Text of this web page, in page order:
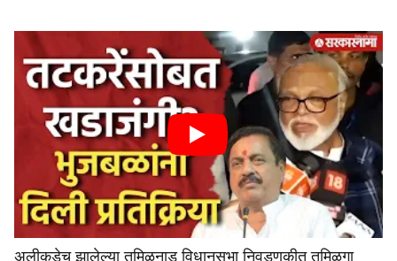
अलीकडेच झालेल्या तमिळनाडू विधानसभा निवडणुकीत तमिळगा